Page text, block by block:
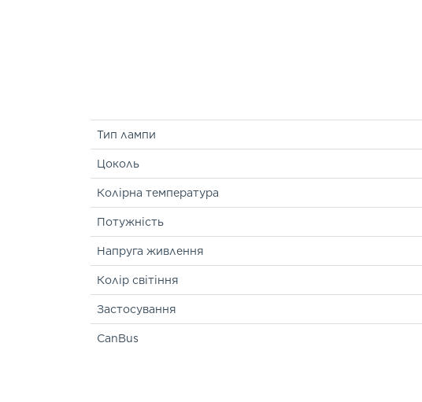
Тип лампи
Цоколь
Колірна температура
Потужність
Напруга живлення
Колір світіння
Застосування
CanBus